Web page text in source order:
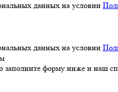
данных на условии
данных на условии
заполните форму ниже и наш